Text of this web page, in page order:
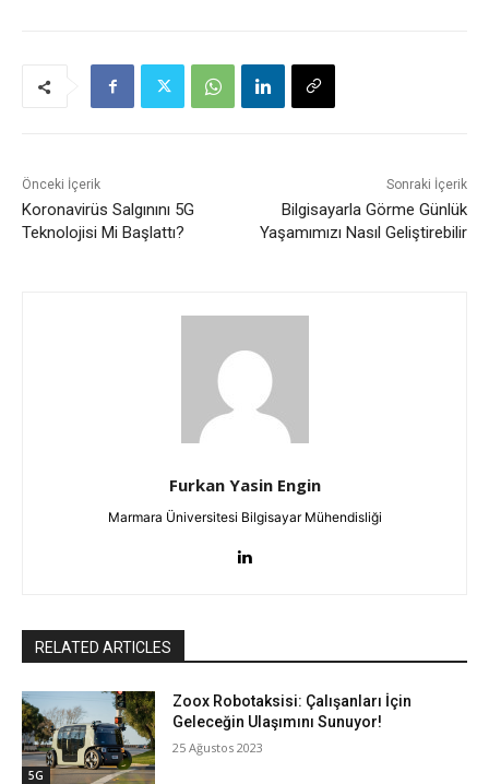
Önceki İçerik
Koronavirüs Salgınını 5G
Teknolojisi Mi Başlattı?
Sonraki İçerik
Bilgisayarla Görme Günlük
Yaşamımızı Nasıl Geliştirebilir
Furkan Yasin Engin
Marmara Üniversitesi Bilgisayar Mühendisliği
RELATED ARTICLES
5G
Zoox Robotaksisi: Çalışanları İçin
Geleceğin Ulaşımını Sunuyor!
25 Ağustos 2023